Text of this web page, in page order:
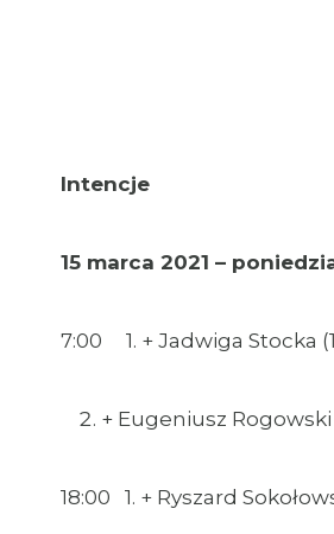
Intencje
15 marca 2021 –
7:00 1. + Jadwiga Stocka
+ Eugeniusz Rogowski
18:00 1. + Ryszard